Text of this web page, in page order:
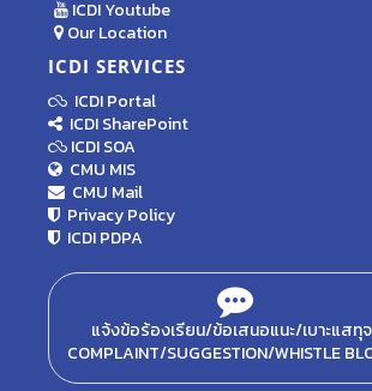
ICDI Youtube
Our Location
ICDI SERVICES
ICDI Portal
ICDI SharePoint
ICDI SOA
CMU MIS
CMU Mail
Privacy Policy
ICDI PDPA
แจ้งข้อร้องเรียน/ข้อเสนอแนะ/เบาะแสทุ
COMPLAINT/SUGGESTION/WHISTLE